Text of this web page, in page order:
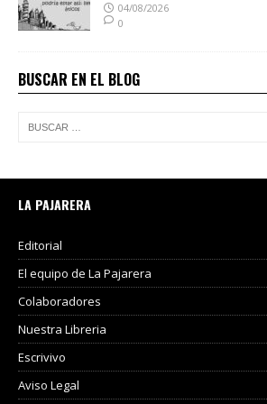
04/08/2026
0
BUSCAR EN EL BLOG
LA PAJARERA
Editorial
El equipo de La Pajarera
Colaboradores
Nuestra Libreria
Escrivivo
Aviso Legal